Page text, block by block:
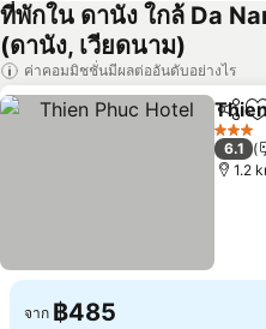
ที่พักใน ดานัง ใกล้ Da
(ดานัง, เวียดนาม)
ค่าคอมมิชชั่นมีผลต่ออันดับอย่างไร
แชร์
3 ดาว
6.1
1.2
จาก ฿485